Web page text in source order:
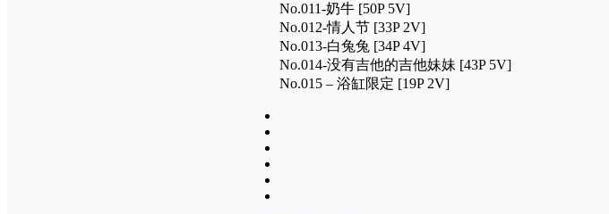
No.011-奶牛 [50P 5V]
No.012-情人节 [33P 2V]
No.013-白兔兔 [34P 4V]
No.014-没有吉他的吉他妹妹 [43P 5V]
No.015 – 浴缸限定 [19P 2V]